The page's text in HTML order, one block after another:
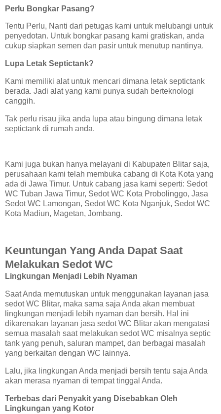
Perlu Bongkar Pasang?
Tentu Perlu, Nanti dari petugas kami untuk melubangi untuk
penyedotan. Untuk bongkar pasang kami gratiskan, anda
cukup siapkan semen dan pasir untuk menutup nantinya.
Lupa Letak Septictank?
Kami memiliki alat untuk mencari dimana letak septictank
berada. Jadi alat yang kami punya sudah berteknologi
canggih.
Tak perlu risau jika anda lupa atau bingung dimana letak
septictank di rumah anda.
Kami juga bukan hanya melayani di Kabupaten Blitar saja,
perusahaan kami telah membuka cabang di Kota Kota yang
ada di Jawa Timur. Untuk cabang jasa kami seperti: Sedot
WC Tuban Jawa Timur, Sedot WC Kota Probolinggo, Jasa
Sedot WC Lamongan, Sedot WC Kota Nganjuk, Sedot WC
Kota Madiun, Magetan, Jombang.
Keuntungan Yang Anda Dapat Saat
Melakukan Sedot WC
Lingkungan Menjadi Lebih Nyaman
Saat Anda memutuskan untuk menggunakan layanan jasa
sedot WC Blitar, maka sama saja Anda akan membuat
lingkungan menjadi lebih nyaman dan bersih. Hal ini
dikarenakan layanan jasa sedot WC Blitar akan mengatasi
semua masalah saat melakukan sedot WC misalnya septic
tank yang penuh, saluran mampet, dan berbagai masalah
yang berkaitan dengan WC lainnya.
Lalu, jika lingkungan Anda menjadi bersih tentu saja Anda
akan merasa nyaman di tempat tinggal Anda.
Terbebas dari Penyakit yang Disebabkan Oleh
Lingkungan yang Kotor